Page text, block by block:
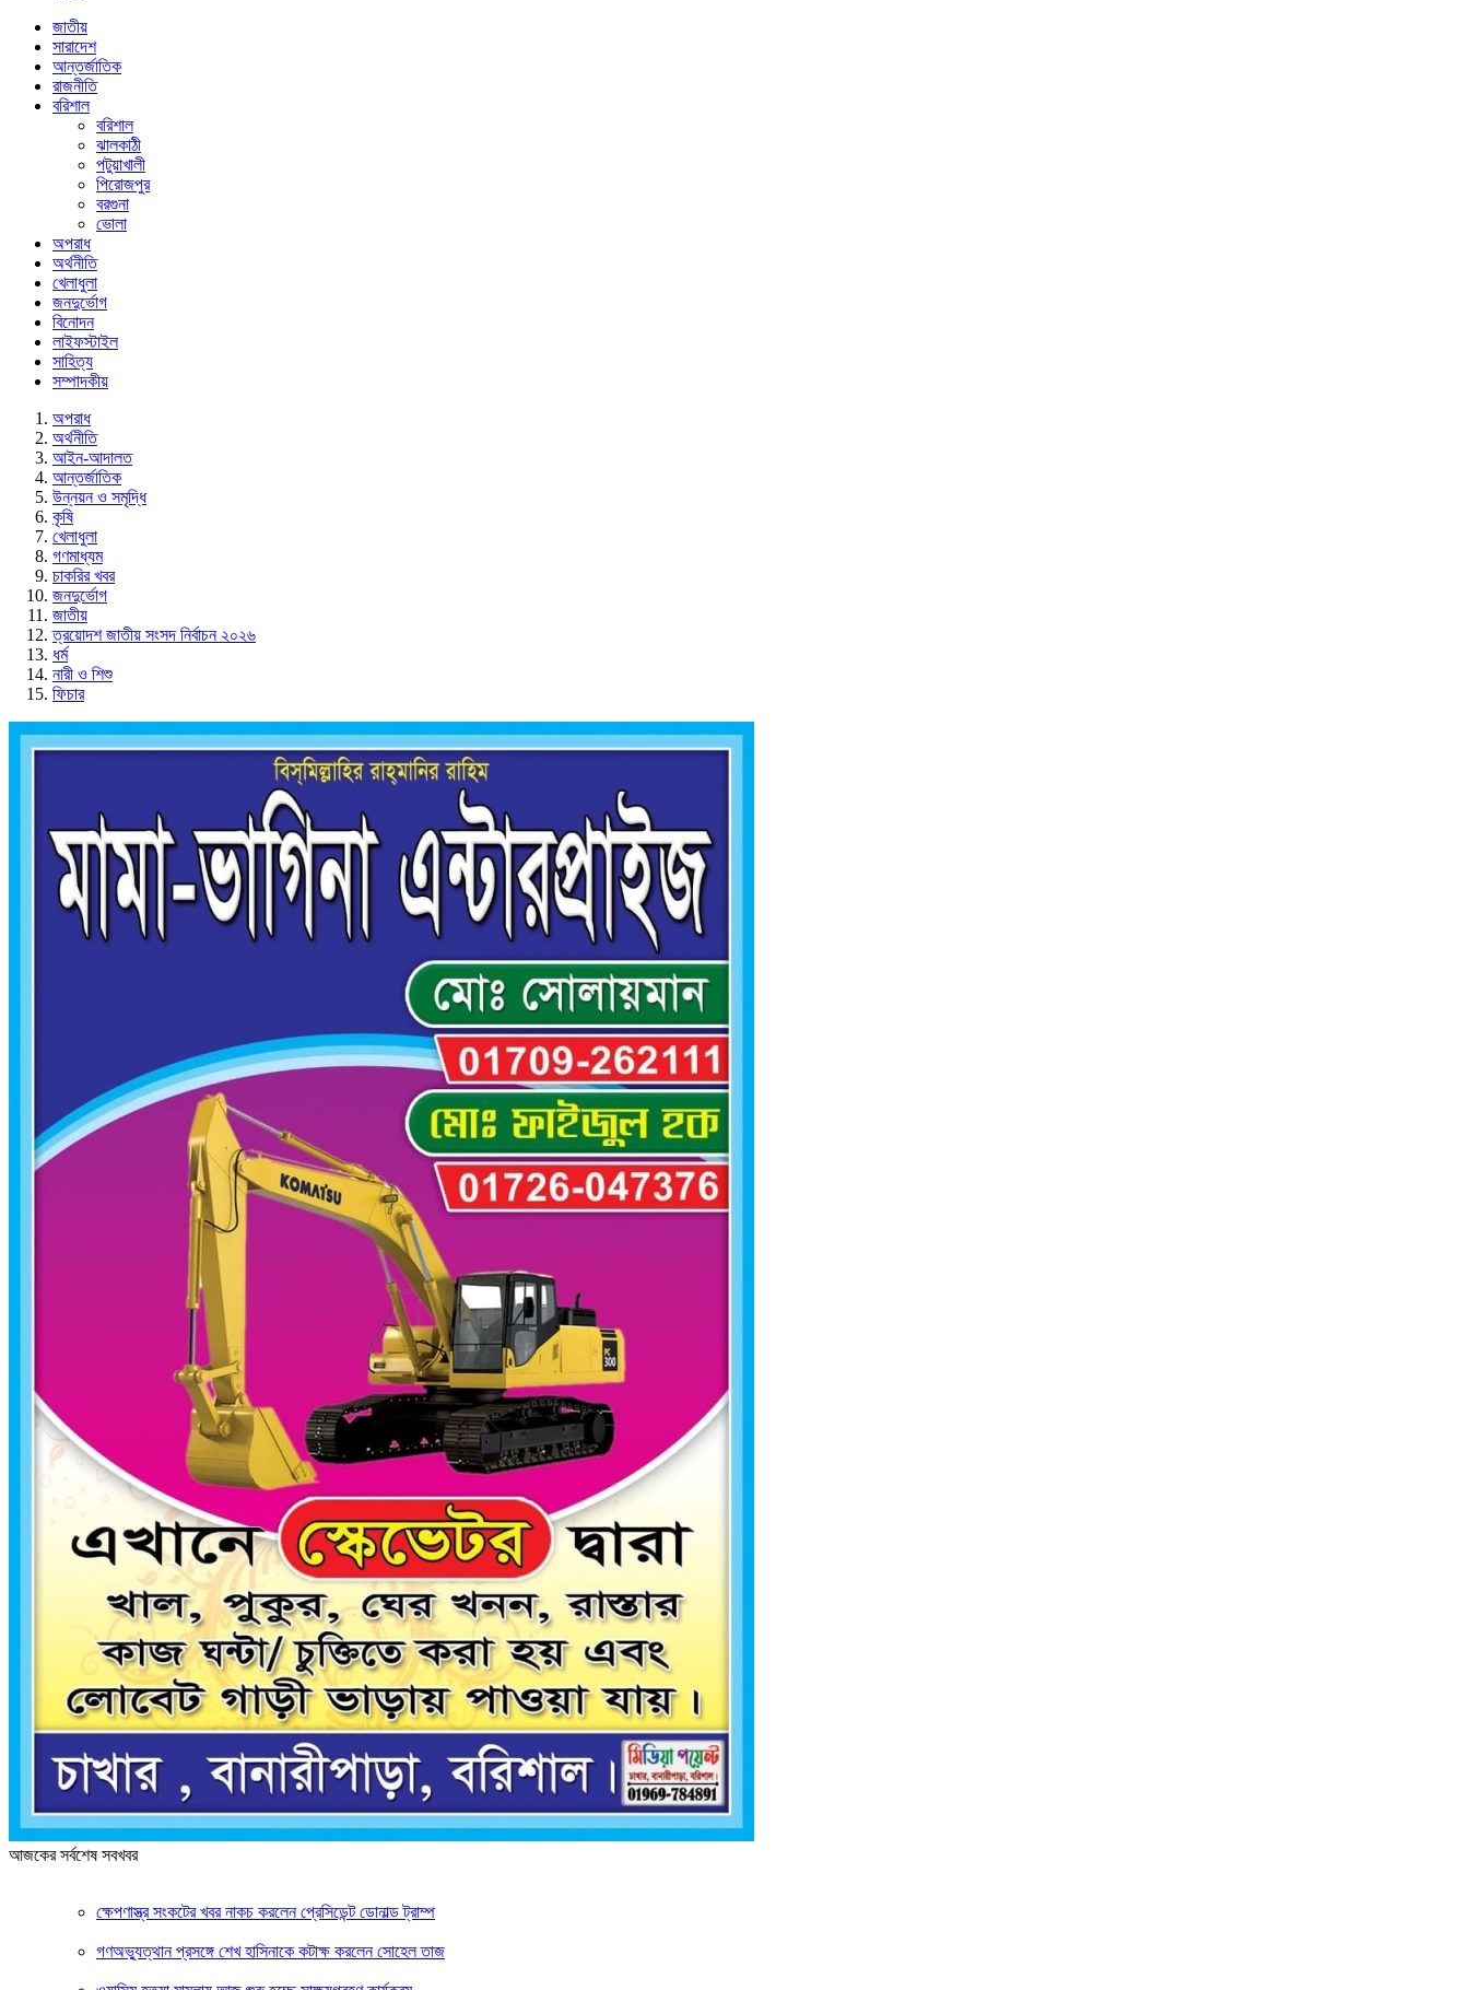
জাতীয়
সারাদেশ
আন্তর্জাতিক
রাজনীতি
বরিশাল
বরিশাল
ঝালকাঠী
পটুয়াখালী
পিরোজপুর
বরগুনা
ভোলা
অপরাধ
অর্থনীতি
খেলাধুলা
জনদুর্ভোগ
বিনোদন
লাইফস্টাইল
সাহিত্য
সম্পাদকীয়
অপরাধ
অর্থনীতি
আইন-আদালত
আন্তর্জাতিক
উন্নয়ন ও সমৃদ্ধি
কৃষি
খেলাধুলা
গণমাধ্যম
চাকরির খবর
জনদুর্ভোগ
জাতীয়
ত্রয়োদশ জাতীয় সংসদ নির্বাচন ২০২৬
ধর্ম
নারী ও শিশু
ফিচার
আজকের সর্বশেষ সবখবর
ক্ষেপণাস্ত্র সংকটের খবর নাকচ করলেন প্রেসিডেন্ট ডোনাল্ড ট্রাম্প
গণঅভ্যুত্থান প্রসঙ্গে শেখ হাসিনাকে কটাক্ষ করলেন সোহেল তাজ